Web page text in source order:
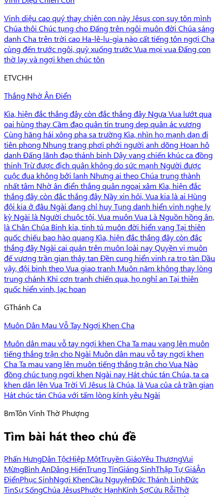
Vinh diệu cao quý thay chiên con này Jêsus con suy tôn mình
Chúa thôi Chúc tụng cho Đấng trên ngôi muôn đời Chúa sáng
danh Cha trên trời cao Ha-lê-lu-gia nào cất tiếng tôn ngợi Cha
cùng đến trước ngôi, quỳ xuống trước Vua mọi vua Đấng con
thờ lạy và ngợi khen chúc tôn
ETVCHH
Thắng Nhờ Ân Điển
Kìa, hiện đắc thắng đây còn đắc thắng đây Ngựa Vua lướt qua
oai hùng thay Cầm đạo quân tín trung dẹp quân ác vương
Cùng hăng hái xông pha sa trường Kìa, nhìn họ mạnh dạn đi
tiên phong Nhung trang phơi phới người anh dõng Hoan hô
danh Đấng lãnh đạo thánh binh Dậy vang chiến khúc ca đồng
thinh Trừ được địch quân không do sức mạnh Người được
cuộc đua không bởi lanh Nhưng ai theo Chúa trung thành
nhất tâm Nhờ ân điển thắng quân ngoại xâm Kìa, hiện đắc
thắng đây còn đắc thắng đây Nầy xin hỏi, Vua kia là ai Hùng
đội kia ở đâu Ngài đang chỉ huy Tụng danh hiển vinh nghe ly
kỳ Ngài là Người chuộc tội, Vua muôn Vua Là Nguồn hồng ân,
là Chân Chúa Binh kia, tinh tú muôn đời hiển vang Tại thiên
quốc chiếu bao hào quang Kìa, hiện đắc thắng đây còn đắc
thắng đây Ngài cai quản trên muôn loài nay Quyền vị muôn
đế vương trần gian thảy tan Đền cung hiển vinh ra tro tàn Dầu
vậy, đội binh theo Vua giao tranh Muôn năm không thay lòng
trung chánh Khi cơn tranh chiến qua, họ nghỉ an Tại thiên
quốc hiển vinh, lạc hoan
GThánh Ca
Muôn Dân Mau Vỗ Tay Ngợi Khen Cha
Muôn dân mau vỗ tay ngợi khen Cha Ta mau vang lên muôn
tiếng thắng trận cho Ngài Muôn dân mau vỗ tay ngợi khen
Cha Ta mau vang lên muôn tiếng thắng trận cho Vua Nào
đồng chúc tụng ngợi khen Ngài nay Hát chúc tán Chúa, ta ca
khen dân lên Vua Trời Vì Jêsus là Chúa, là Vua của cả trần gian
Hát chúc tán Chúa với tấm lòng kính yêu Ngài
BmTôn Vinh Thờ Phượng
Tìm bài hát theo chủ đề
Phấn HưngDân TộcHiệp MộtTruyền GiáoYêu ThươngVui
MừngBình AnDâng HiếnTrung TínGiáng SinhThập Tự GiáÂn
ĐiểnPhục SinhNgợi KhenCầu NguyệnĐức Thánh LinhĐức
TinSự SốngChúa JêsusPhước HạnhKính SợCứu RỗiThờ